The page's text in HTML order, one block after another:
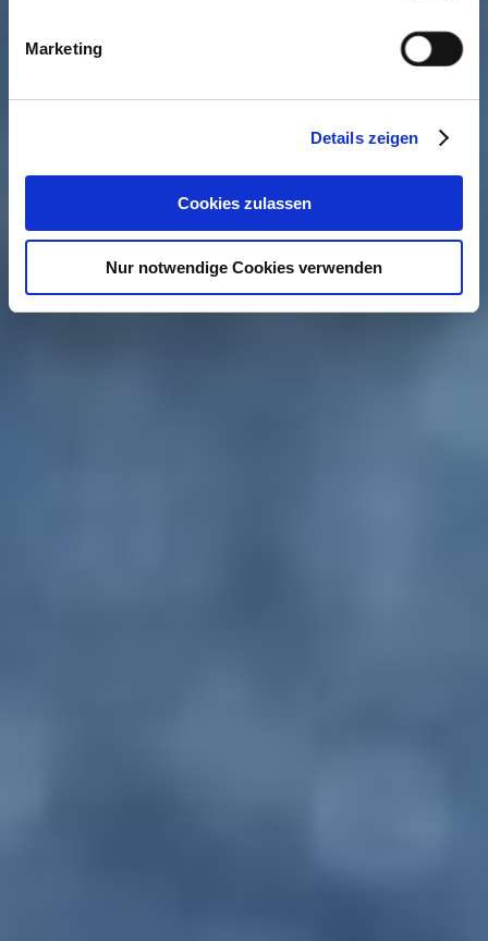
Marketing
Details zeigen
Cookies zulassen
Nur notwendige Cookies verwenden